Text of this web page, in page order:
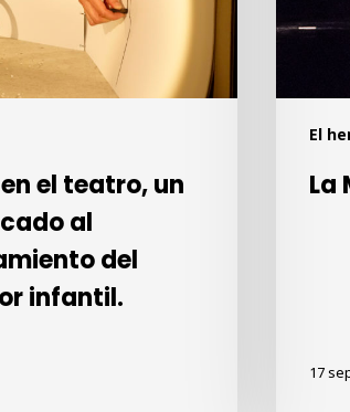
el teatro, un
al
del
infantil.
El
La
17